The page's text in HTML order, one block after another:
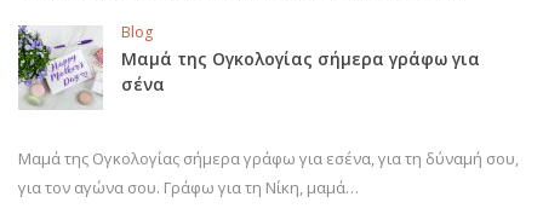
Blog
Μαμά της Ογκολογίας σήμερα γράφω για
σένα
Μαμά της Ογκολογίας σήμερα γράφω για εσένα, για τη δύναμή σου,
για τον αγώνα σου. Γράφω για τη Νίκη, μαμά…